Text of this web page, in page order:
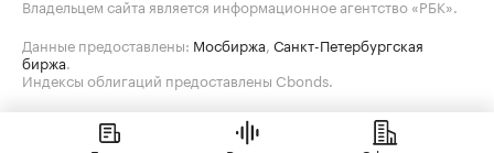
Владельцем сайта является информационное агентство «РБК».
Данные предоставлены: Мосбиржа, Санкт-Петербургская
биржа.
Индексы облигаций предоставлены Cbonds.